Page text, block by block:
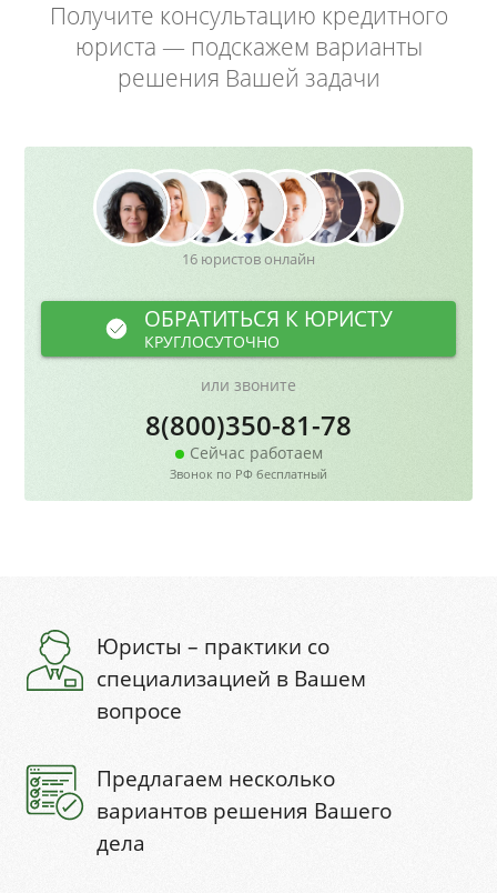
Получите консультацию кредитного
юриста — подскажем варианты
решения Вашей задачи
16 юристов онлайн
ОБРАТИТЬСЯ К ЮРИСТУ
КРУГЛОСУТОЧНО
или звоните
8(800)350-81-78
Сейчас работаем
Звонок по РФ бесплатный
Юристы – практики со
специализацией в Вашем
вопросе
Предлагаем несколько
вариантов решения Вашего
дела